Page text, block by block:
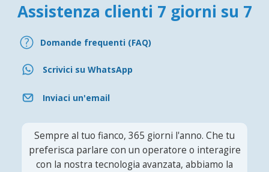
Assistenza clienti 7 giorni su 7
Domande frequenti (FAQ)
Scrivici su WhatsApp
Inviaci un'email
Sempre al tuo fianco, 365 giorni l'anno. Che tu
preferisca parlare con un operatore o interagire
con la nostra tecnologia avanzata, abbiamo la